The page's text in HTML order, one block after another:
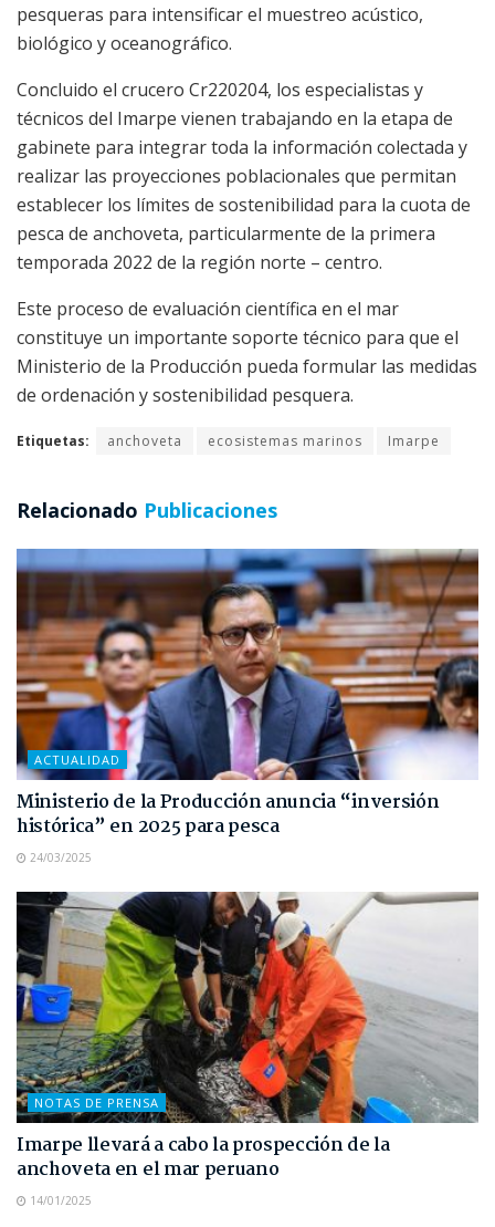
pesqueras para intensificar el muestreo acústico,
biológico y oceanográfico.
Concluido el crucero Cr220204, los especialistas y
técnicos del Imarpe vienen trabajando en la etapa de
gabinete para integrar toda la información colectada y
realizar las proyecciones poblacionales que permitan
establecer los límites de sostenibilidad para la cuota de
pesca de anchoveta, particularmente de la primera
temporada 2022 de la región norte – centro.
Este proceso de evaluación científica en el mar
constituye un importante soporte técnico para que el
Ministerio de la Producción pueda formular las medidas
de ordenación y sostenibilidad pesquera.
Etiquetas: anchoveta ecosistemas marinos Imarpe
Relacionado Publicaciones
ACTUALIDAD
Ministerio de la Producción anuncia “inversión
histórica” en 2025 para pesca
24/03/2025
NOTAS DE PRENSA
Imarpe llevará a cabo la prospección de la
anchoveta en el mar peruano
14/01/2025